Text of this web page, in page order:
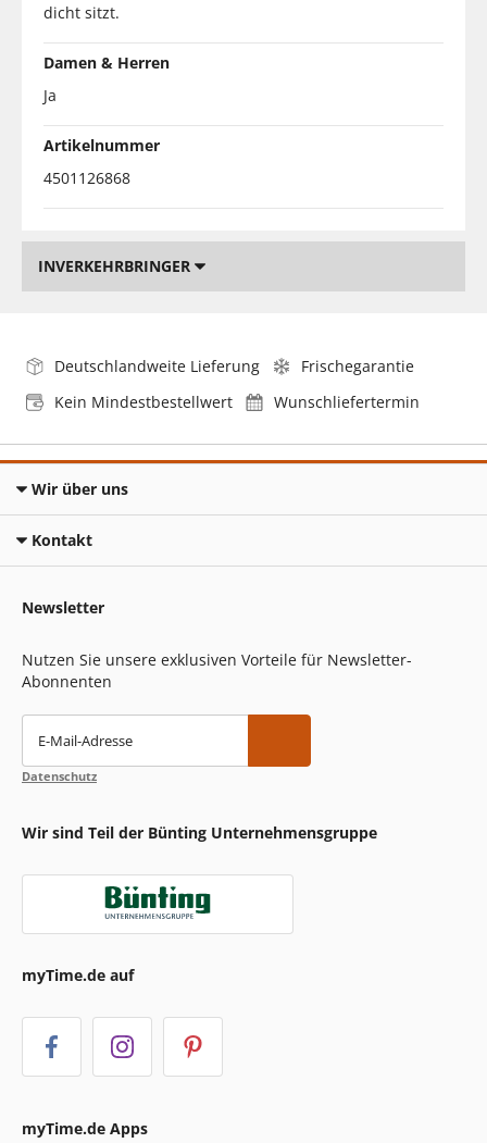
dicht sitzt.
Damen & Herren
Ja
Artikelnummer
4501126868
INVERKEHRBRINGER
Deutschlandweite Lieferung
Frischegarantie
Kein Mindestbestellwert
Wunschliefertermin
Wir über uns
Kontakt
Newsletter
Nutzen Sie unsere exklusiven Vorteile für Newsletter-
Abonnenten
E-Mail-Adresse
Datenschutz
Wir sind Teil der Bünting Unternehmensgruppe
myTime.de auf
myTime.de Apps